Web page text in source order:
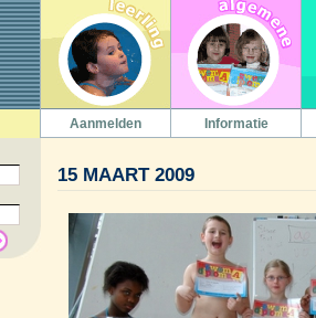
Aanmelden Informatie
15 MAART 2009